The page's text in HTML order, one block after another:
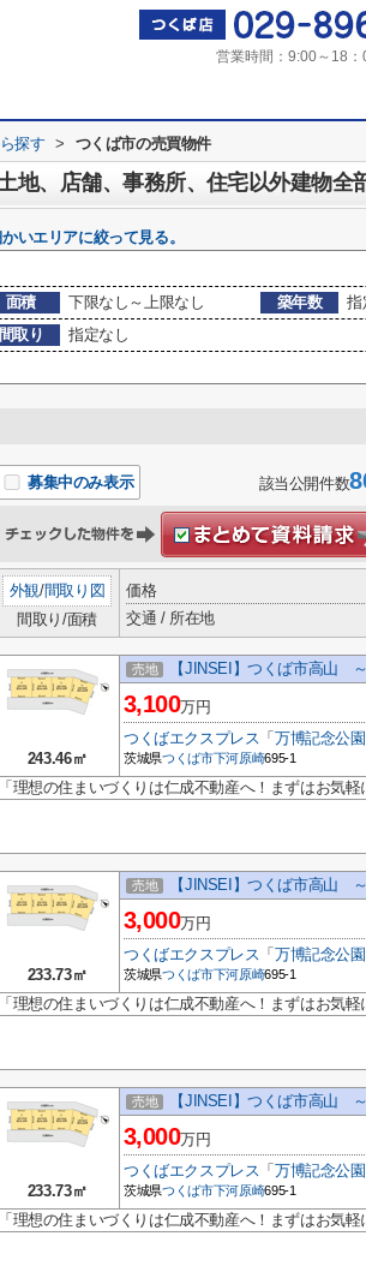
営業時間： 9:00～18：
探す > つくば市の売買物件
いエリアに絞って見る。
面積 下限なし～上限なし 築年数
指
間取り
指定なし
募集中のみ表示 該当公開件数
外観/間取り図
間取り/面積
価格
交通 / 所在地
243.46㎡
売地 【JINSEI】つくば市高山
3,100万円
つくばエクスプレス 「万博記念公園
茨城県つくば市下河原崎695-1
「理想の住まいづくりは仁成不動産へ！まずはお気軽
233.73㎡
売地 【JINSEI】つくば市高山
3,000万円
つくばエクスプレス 「万博記念公園
茨城県つくば市下河原崎695-1
「理想の住まいづくりは仁成不動産へ！まずはお気軽
233.73㎡
売地 【JINSEI】つくば市高山
3,000万円
つくばエクスプレス 「万博記念公園
茨城県つくば市下河原崎695-1
「理想の住まいづくりは仁成不動産へ！まずはお気軽